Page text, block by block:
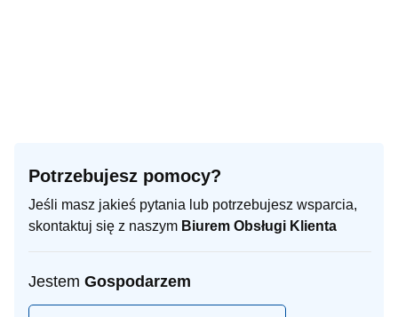
Potrzebujesz pomocy?
Jeśli masz jakieś pytania lub potrzebujesz wsparcia,
skontaktuj się z naszym Biurem Obsługi Klienta
Jestem Gospodarzem